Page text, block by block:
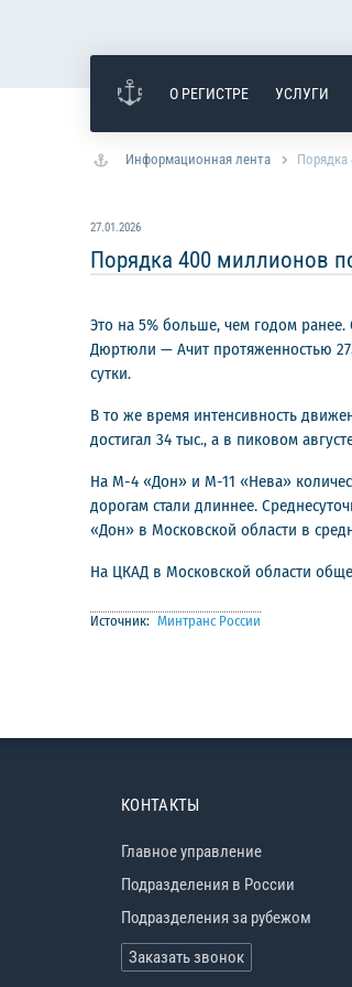
О РЕГИСТРЕ УСЛУГИ
Информационная лента
27.01.2026
Порядка 400 миллионов
Это на 5% больше, чем годом
Дюртюли — Ачит протяженностью
сутки.
В то же время интенсивность
достигал 34 тыс., а в пиковом
На М-4 «Дон» и М-11 «Нева»
дорогам стали длиннее.
«Дон» в Московской области в
На ЦКАД в Московской области
Источник: Минтранс России
КОНТАКТЫ
Главное управление
Подразделения в России
Подразделения за рубежом
Заказать звонок